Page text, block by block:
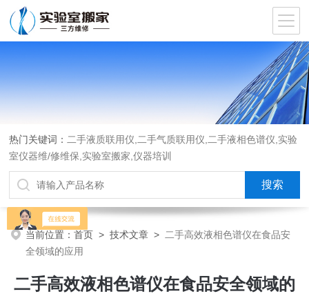
热门关键词： 二手液质联用仪,二手气质联用仪,二手液相色谱仪,实验
室仪器维/修维保,实验室搬家,仪器培训
当前位置：首页 >技术文章 > 二手高效液相色谱仪在食品安
全领域的应用
二手高效液相色谱仪在食品安全领域的